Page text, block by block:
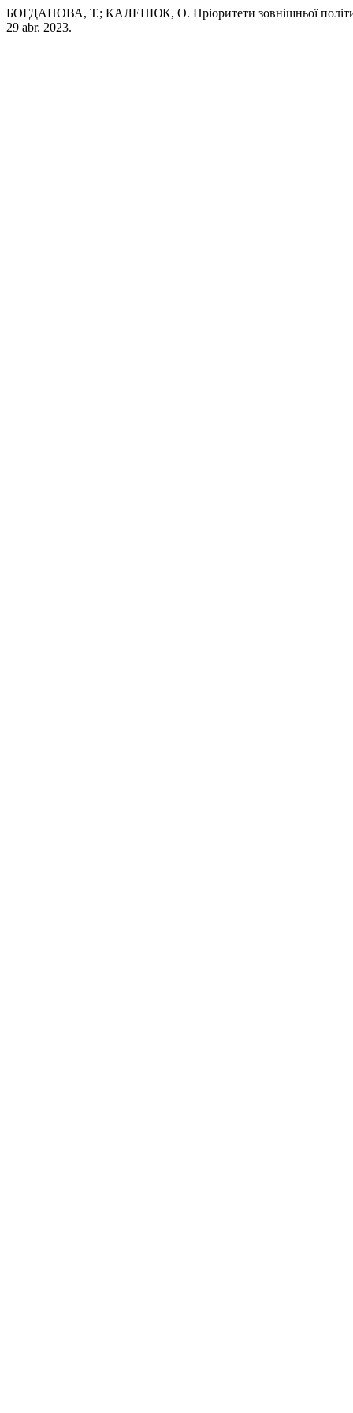
БОГДАНОВА, Т.; КАЛЕНЮК, О. Пріоритети зовнішньої
29 abr. 2023.